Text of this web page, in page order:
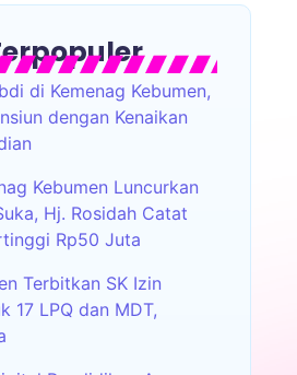
di Kemenag Kebumen,
dengan Kenaikan
Kebumen Luncurkan
Hj. Rosidah Catat
Rp50 Juta
Terbitkan SK Izin
17 LPQ dan MDT,